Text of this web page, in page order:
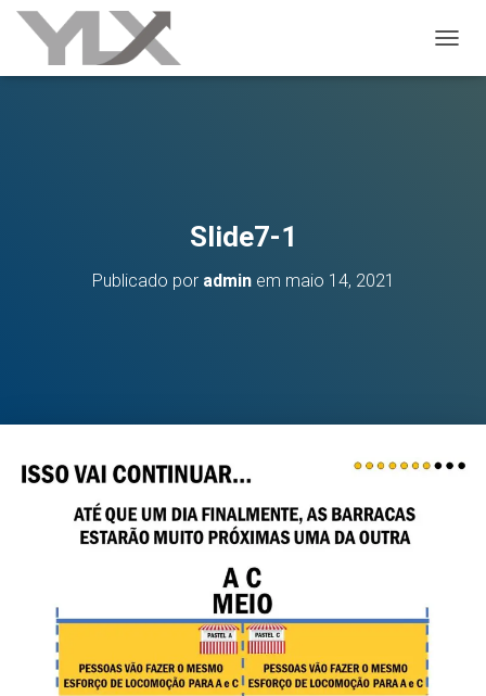
Slide7-1
Publicado por adminem maio 14, 2021